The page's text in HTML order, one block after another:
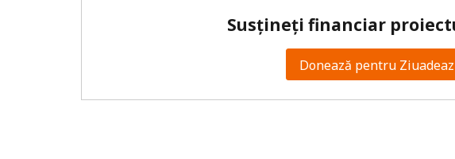
Susțineți financiar
Donează pentru